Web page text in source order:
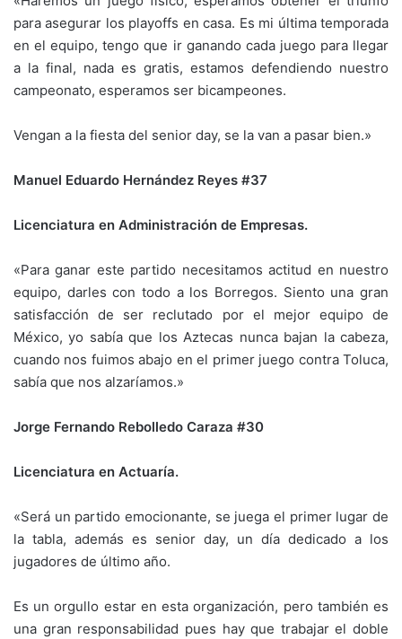
para asegurar los playoffs en casa. Es mi última temporada
en el equipo, tengo que ir ganando cada juego para llegar
a la final, nada es gratis, estamos defendiendo nuestro
campeonato, esperamos ser bicampeones.
Vengan a la fiesta del senior day, se la van a pasar bien.»
Manuel Eduardo Hernández Reyes #37
Licenciatura en Administración de Empresas.
«Para ganar este partido necesitamos actitud en nuestro
equipo, darles con todo a los Borregos. Siento una gran
satisfacción de ser reclutado por el mejor equipo de
México, yo sabía que los Aztecas nunca bajan la cabeza,
cuando nos fuimos abajo en el primer juego contra Toluca,
sabía que nos alzaríamos.»
Jorge Fernando Rebolledo Caraza #30
Licenciatura en Actuaría.
«Será un partido emocionante, se juega el primer lugar de
la tabla, además es senior day, un día dedicado a los
jugadores de último año.
Es un orgullo estar en esta organización, pero también es
una gran responsabilidad pues hay que trabajar el doble